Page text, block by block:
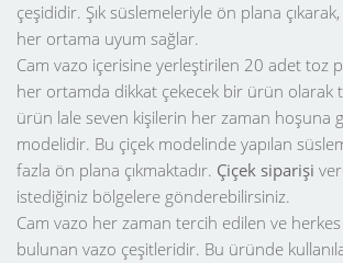
çeşididir. Şık süslemeleriyle ön plana
her ortama uyum sağlar.
Cam vazo içerisine yerleştirilen 20 adet toz
her ortamda dikkat çekecek bir ürün olarak
ürün lale seven kişilerin her zaman hoşuna
modelidir. Bu çiçek modelinde yapılan
fazla ön plana çıkmaktadır. Çiçek siparişi
istediğiniz bölgelere gönderebilirsiniz.
Cam vazo her zaman tercih edilen ve herkes
bulunan vazo çeşitleridir. Bu üründe